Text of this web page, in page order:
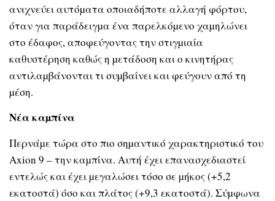
ανιχνεύει αυτόµατα οποιαδήποτε αλλαγή φόρτου,
όταν για παράδειγµα ένα παρελκόµενο χαµηλώνει
στο έδαφος, αποφεύγοντας την στιγµιαία
καθυστέρηση καθώς η µετάδοση και ο κινητήρας
αντιλαµβάνονται τι συµβαίνει και φεύγουν από τη
µέση.
Νέα καµπίνα
Περνάµε τώρα στο πιο σηµαντικό χαρακτηριστικό του
Axion 9 – την καµπίνα. Αυτή έχει επανασχεδιαστεί
εντελώς και έχει µεγαλώσει τόσο σε µήκος (+5,2
εκατοστά) όσο και πλάτος (+9,3 εκατοστά). Σύµφωνα